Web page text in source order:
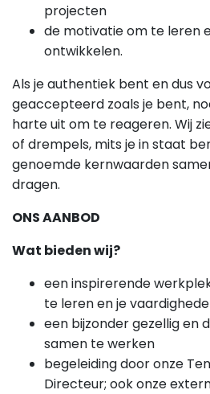
projecten
de motivatie om te leren
ontwikkelen.
Als je authentiek bent en dus
geaccepteerd zoals je bent,
harte uit om te reageren. Wij
of drempels, mits je in staat
genoemde kernwaarden
dragen.
ONS AANBOD
Wat bieden wij?
een inspirerende
te leren en je
een bijzonder gezellig en
samen te werken
begeleiding door onze
Directeur; ook onze